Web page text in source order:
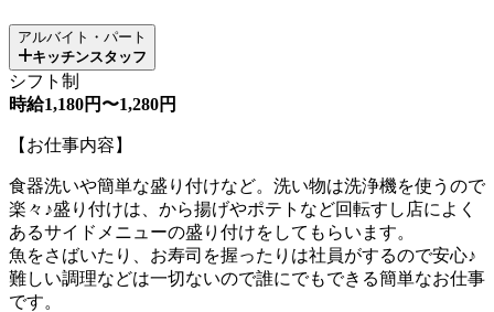
アルバイト・パート
キッチンスタッフ
シフト制
時給1,180円〜1,280円
【お仕事内容】
食器洗いや簡単な盛り付けなど。洗い物は洗浄機を使うので
楽々♪盛り付けは、から揚げやポテトなど回転すし店によく
あるサイドメニューの盛り付けをしてもらいます。
魚をさばいたり、お寿司を握ったりは社員がするので安心♪
難しい調理などは一切ないので誰にでもできる簡単なお仕事
です。